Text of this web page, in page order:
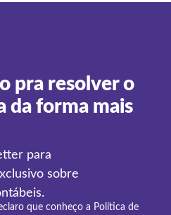
pra resolver o
da forma mais
para
sobre
que conheço a Política de